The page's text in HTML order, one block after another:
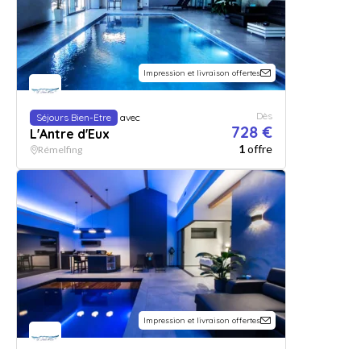
Impression et livraison offertes
Séjours Bien-Etre avec
L'Antre d'Eux
Dès
728 €
Rémelfing 1offre
Impression et livraison offertes